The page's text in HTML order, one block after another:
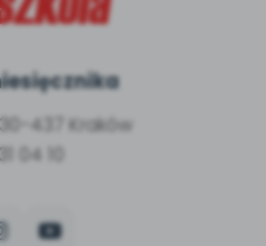
437 Kraków
04 10